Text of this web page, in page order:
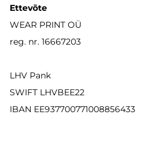
Ettevõte
WEAR PRINT OÜ
reg. nr. 16667203
LHV Pank
SWIFT LHVBEE22
IBAN EE937700771008856433